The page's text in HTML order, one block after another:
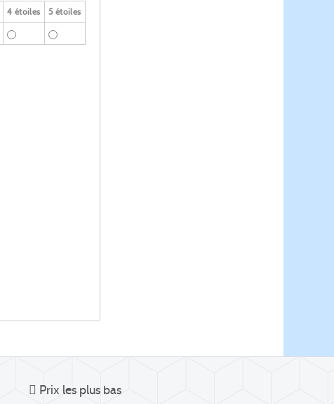
4 étoiles 5 étoiles
Prix les plus bas